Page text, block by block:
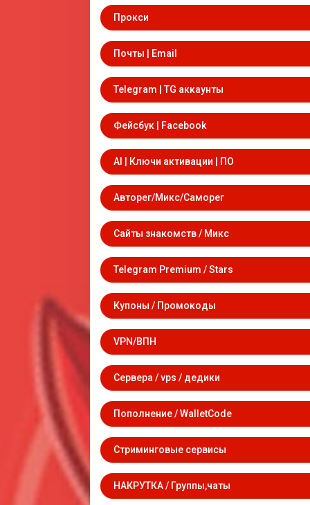
Прокси
Почты | Email
Telegram | TG аккаунты
Фейсбук | Facebook
AI | Ключи активации | ПО
Авторег/Микс/Саморег
Сайты знакомств / Микс
Telegram Premium / Stars
Купоны / Промокоды
VPN/ВПН
Сервера / vps / дедики
Пополнение / WalletCode
Стриминговые сервисы
НАКРУТКА / Группы,чаты